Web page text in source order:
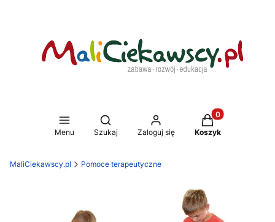
Menu
Otwórz wyszukiwarkę
Szukaj Zaloguj się
Produkty w
Koszyk
MaliCiekawscy.pl Pomoce terapeutyczne